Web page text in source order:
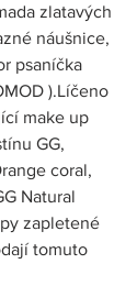
zlatavých
náušnice,
psaníčka
).Líčeno
make up
GG,
coral,
Natural
zapletené
tomuto